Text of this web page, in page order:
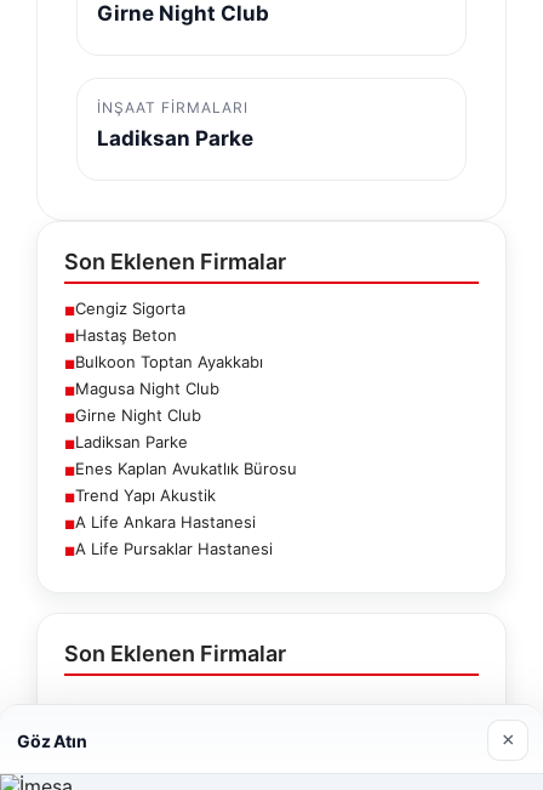
Girne Night Club
İNŞAAT FIRMALARI
Ladiksan Parke
Son Eklenen Firmalar
■Cengiz Sigorta
■Hastaş Beton
■Bulkoon Toptan Ayakkabı
■Magusa Night Club
■Girne Night Club
■Ladiksan Parke
■Enes Kaplan Avukatlık Bürosu
■Trend Yapı Akustik
■A Life Ankara Hastanesi
■A Life Pursaklar Hastanesi
Son Eklenen Firmalar
23/06/2026
Göz Atın ×